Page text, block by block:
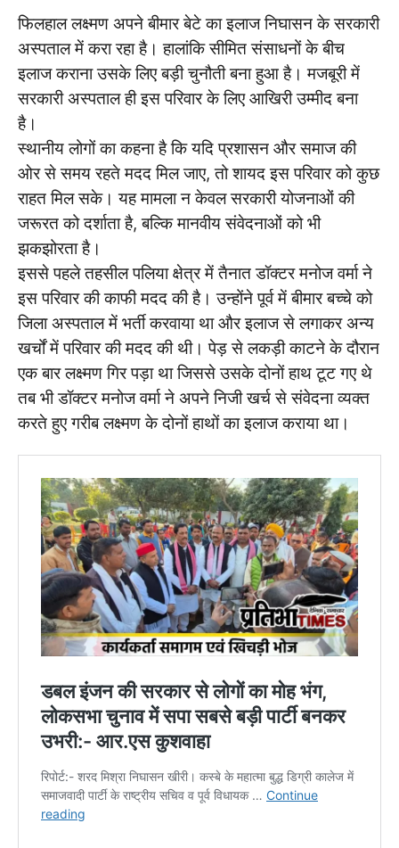
फिलहाल लक्ष्मण अपने बीमार बेटे का इलाज निघासन के सरकारी
अस्पताल में करा रहा है। हालांकि सीमित संसाधनों के बीच
इलाज कराना उसके लिए बड़ी चुनौती बना हुआ है। मजबूरी में
सरकारी अस्पताल ही इस परिवार के लिए आखिरी उम्मीद बना
है।
स्थानीय लोगों का कहना है कि यदि प्रशासन और समाज की
ओर से समय रहते मदद मिल जाए, तो शायद इस परिवार को कुछ
राहत मिल सके। यह मामला न केवल सरकारी योजनाओं की
जरूरत को दर्शाता है, बल्कि मानवीय संवेदनाओं को भी
झकझोरता है।
इससे पहले तहसील पलिया क्षेत्र में तैनात डॉक्टर मनोज वर्मा ने
इस परिवार की काफी मदद की है। उन्होंने पूर्व में बीमार बच्चे को
जिला अस्पताल में भर्ती करवाया था और इलाज से लगाकर अन्य
खर्चों में परिवार की मदद की थी। पेड़ से लकड़ी काटने के दौरान
एक बार लक्ष्मण गिर पड़ा था जिससे उसके दोनों हाथ टूट गए थे
तब भी डॉक्टर मनोज वर्मा ने अपने निजी खर्च से संवेदना व्यक्त
करते हुए गरीब लक्ष्मण के दोनों हाथों का इलाज कराया था।